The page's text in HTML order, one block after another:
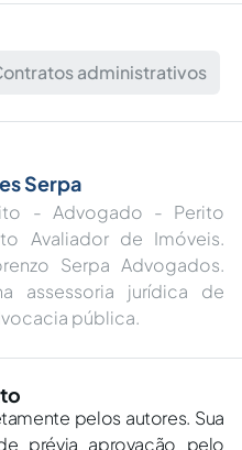
administrativos
Serpa
- Advogado - Perito
Avaliador de Imóveis.
Serpa Advogados.
assessoria jurídica de
pública.
pelos autores. Sua
prévia aprovação pelo